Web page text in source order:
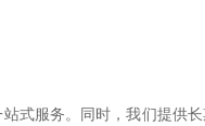
服务。同时，我们提供